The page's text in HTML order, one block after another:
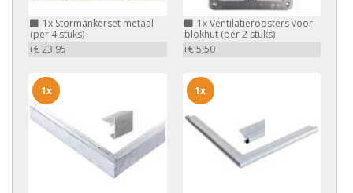
1x Stormankerset metaal
(per 4 stuks)
+€ 23,95
1xVentilatieroosters voor
blokhut (per 2 stuks)
+€ 5,50
1x 1x